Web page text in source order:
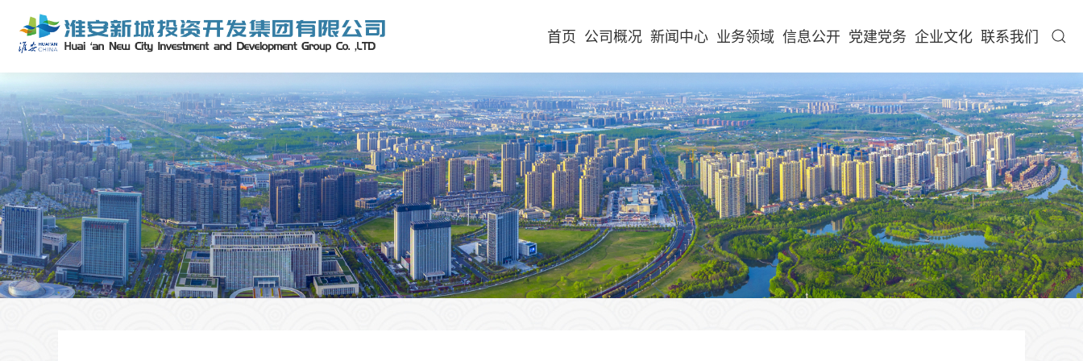
首页 公司概况 新闻中心 业务领域 信息公开 党建党务 企业文化 联系我们